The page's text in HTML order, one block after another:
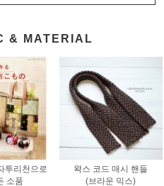
& MATERIAL
투리천으로
소품
왁스 코드 매시 핸들
(브라운 믹스)